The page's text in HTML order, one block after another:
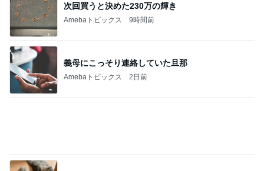
次回買うと決めた230万の輝き
Amebaトピックス 9時間前
義母にこっそり連絡していた旦那
Amebaトピックス 2日前